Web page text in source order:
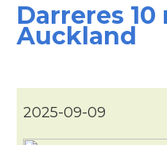
Darreres
Auckland
2025-09-09